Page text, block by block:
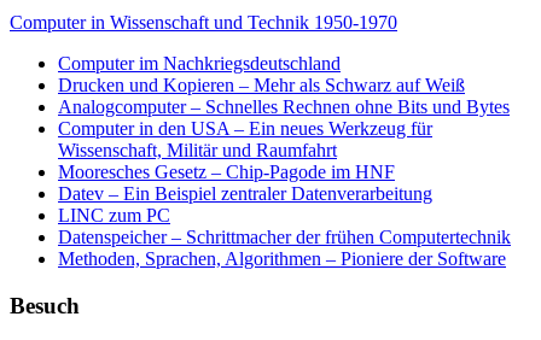
Computer in Wissenschaft und Technik 1950-1970
Computer im Nachkriegsdeutschland
Drucken und Kopieren – Mehr als Schwarz auf Weiß
Analogcomputer – Schnelles Rechnen ohne Bits und Bytes
Computer in den USA – Ein neues Werkzeug für
Wissenschaft, Militär und Raumfahrt
Mooresches Gesetz – Chip-Pagode im HNF
Datev – Ein Beispiel zentraler Datenverarbeitung
LINC zum PC
Datenspeicher – Schrittmacher der frühen Computertechnik
Methoden, Sprachen, Algorithmen – Pioniere der Software
Besuch